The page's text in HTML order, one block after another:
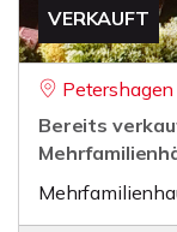
VERKAUFT
Petershagen
Bereits